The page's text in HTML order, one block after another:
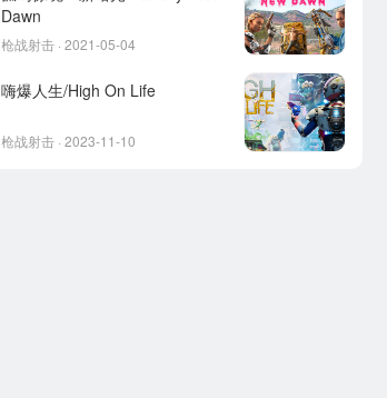
Dawn
枪战射击 · 2021-05-04
嗨爆人生/High On Life
枪战射击 · 2023-11-10